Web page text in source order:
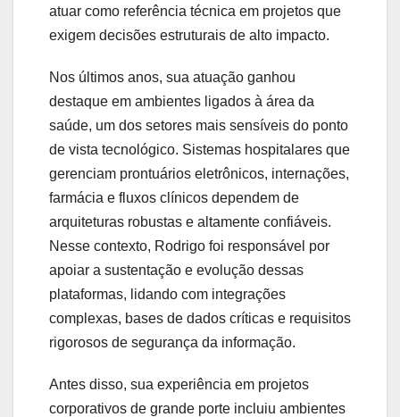
atuar como referência técnica em projetos que
exigem decisões estruturais de alto impacto.
Nos últimos anos, sua atuação ganhou
destaque em ambientes ligados à área da
saúde, um dos setores mais sensíveis do ponto
de vista tecnológico. Sistemas hospitalares que
gerenciam prontuários eletrônicos, internações,
farmácia e fluxos clínicos dependem de
arquiteturas robustas e altamente confiáveis.
Nesse contexto, Rodrigo foi responsável por
apoiar a sustentação e evolução dessas
plataformas, lidando com integrações
complexas, bases de dados críticas e requisitos
rigorosos de segurança da informação.
Antes disso, sua experiência em projetos
corporativos de grande porte incluiu ambientes